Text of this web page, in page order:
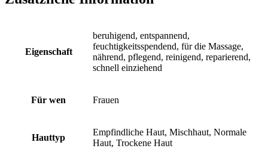
Eigenschaft
beruhigend, entspannend,
feuchtigkeitsspendend, für die Massage,
nährend, pflegend, reinigend, reparierend,
schnell einziehend
Für wen Frauen
Hauttyp
Empfindliche Haut, Mischhaut, Normale
Haut, Trockene Haut